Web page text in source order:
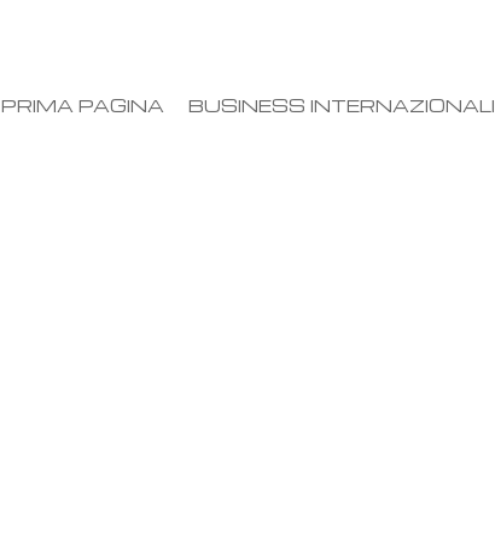
PRIMA PAGINA BUSINESS INTERNAZIONALI